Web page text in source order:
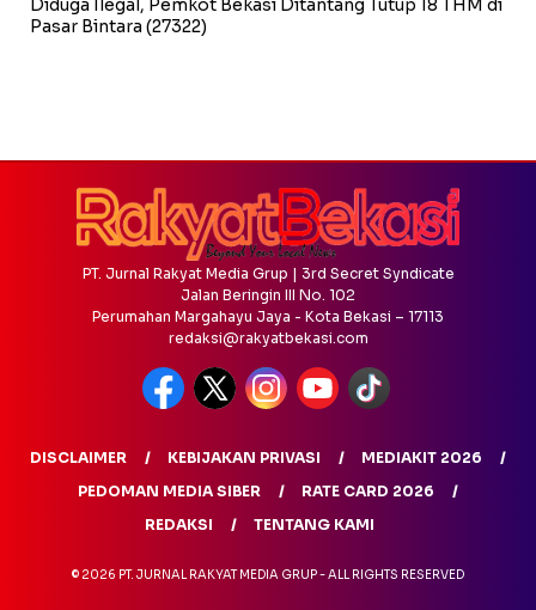
Diduga Ilegal, Pemkot Bekasi Ditantang Tutup 18 THM di
Pasar Bintara (27322)
PT. Jurnal Rakyat Media Grup | 3rd Secret Syndicate
Jalan Beringin III No. 102
Perumahan Margahayu Jaya - Kota Bekasi – 17113
redaksi@rakyatbekasi.com
DISCLAIMER KEBIJAKAN PRIVASI
MEDIAKIT 2026
PEDOMAN MEDIA SIBER
RATE CARD 2026
REDAKSI
TENTANG KAMI
© 2026 PT. JURNAL RAKYAT MEDIA GRUP - ALL RIGHTS RESERVED